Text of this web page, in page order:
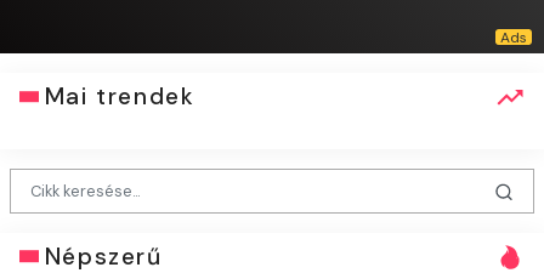
Mai trendek
Népszerű